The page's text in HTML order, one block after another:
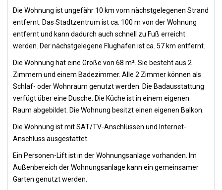
Die Wohnung ist ungefähr 10 km vom nächstgelegenen Strand
entfernt. Das Stadtzentrum ist ca. 100 m von der Wohnung
entfernt und kann dadurch auch schnell zu Fuß erreicht
werden. Der nächstgelegene Flughafen ist ca. 57 km entfernt.
Die Wohnung hat eine Größe von 68 m². Sie besteht aus 2
Zimmern und einem Badezimmer. Alle 2 Zimmer können als
Schlaf- oder Wohnraum genutzt werden. Die Badausstattung
verfügt über eine Dusche. Die Küche ist in einem eigenen
Raum abgebildet. Die Wohnung besitzt einen eigenen Balkon.
Die Wohnung ist mit SAT/TV-Anschlüssen und Internet-
Anschluss ausgestattet.
Ein Personen-Lift ist in der Wohnungsanlage vorhanden. Im
Außenbereich der Wohnungsanlage kann ein gemeinsamer
Garten genutzt werden.